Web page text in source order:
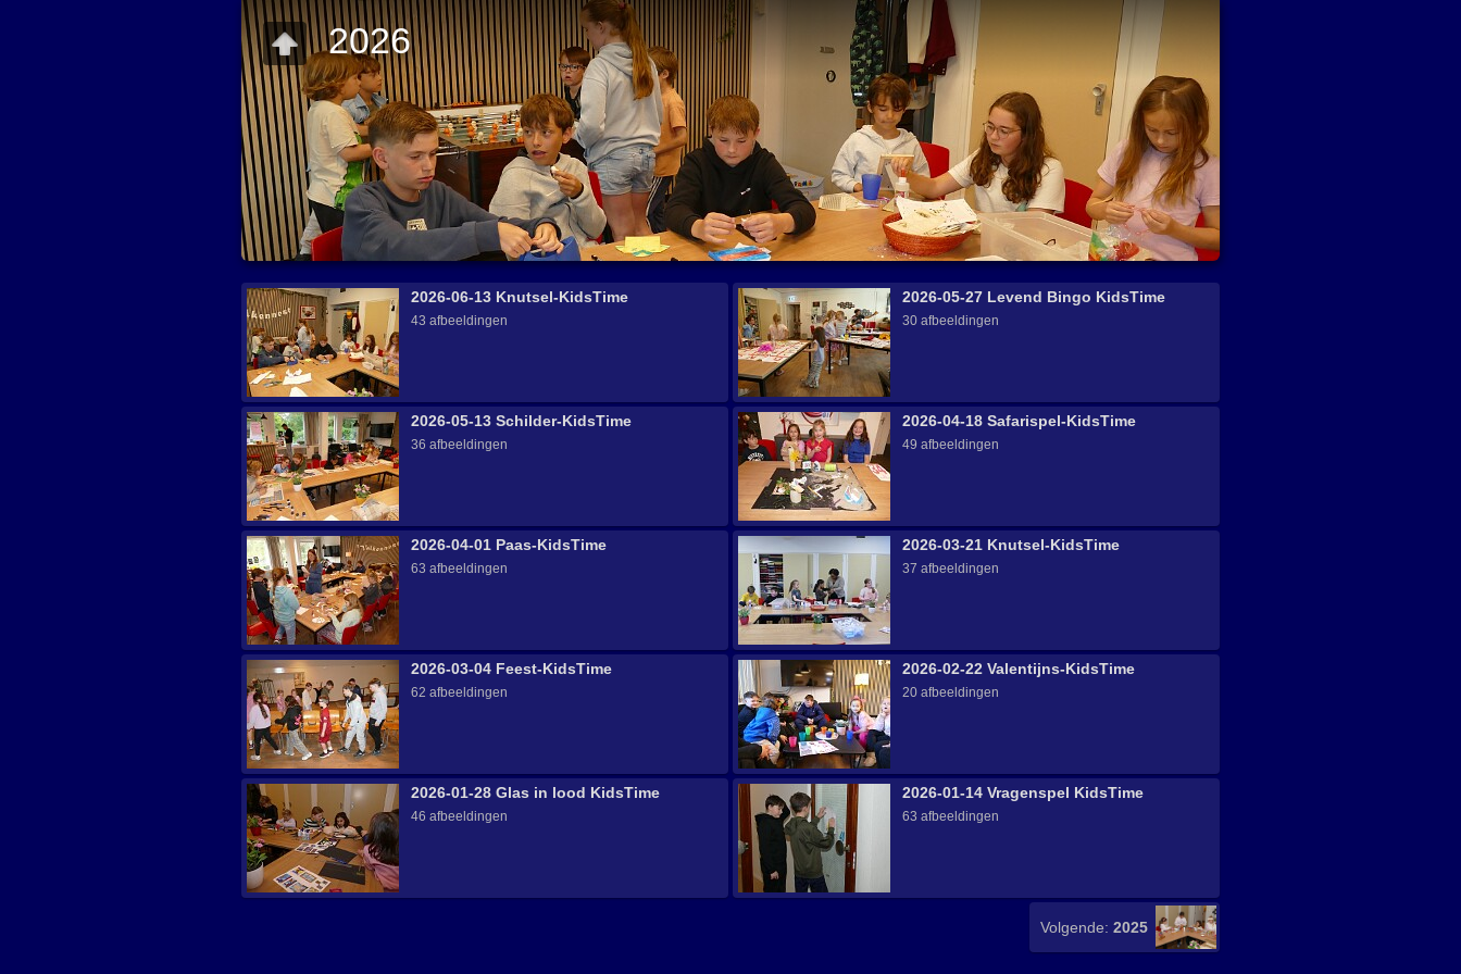
2026
2026-06-13 Knutsel-KidsTime
43 afbeeldingen
2026-05-27 Levend Bingo KidsTime
30 afbeeldingen
2026-05-13 Schilder-KidsTime
36 afbeeldingen
2026-04-18 Safarispel-KidsTime
49 afbeeldingen
2026-04-01 Paas-KidsTime
63 afbeeldingen
2026-03-21 Knutsel-KidsTime
37 afbeeldingen
2026-03-04 Feest-KidsTime
62 afbeeldingen
2026-02-22 Valentijns-KidsTime
20 afbeeldingen
2026-01-28 Glas in lood KidsTime
46 afbeeldingen
2026-01-14 Vragenspel KidsTime
63 afbeeldingen
Volgende: 2025